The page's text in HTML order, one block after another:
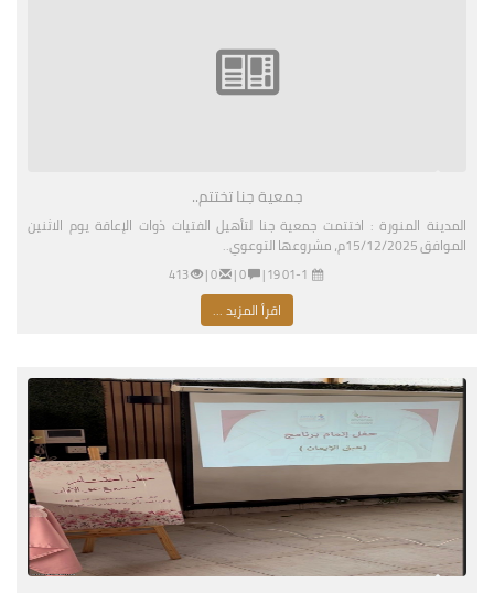
جمعية جنا تختتم..
المدينة المنورة : اختتمت جمعية جنا لتأهيل الفتيات ذوات الإعاقة يوم الاثنين
الموافق 15/12/2025م، مشروعها التوعوي..
01-11-2026 03:19 مساءً |
0 |
0 |
413
اقرأ المزيد ...